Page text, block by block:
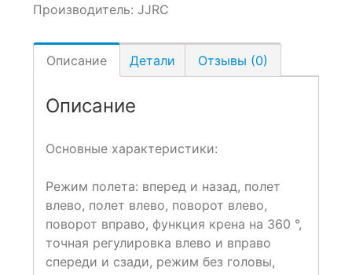
Производитель: JJRC
Описание Детали Отзывы (0)
Описание
Основные характеристики:
Режим полета: вперед и назад, полет
влево, полет влево, поворот влево,
поворот вправо, функция крена на 360 °,
точная регулировка влево и вправо
спереди и сзади, режим без головы,